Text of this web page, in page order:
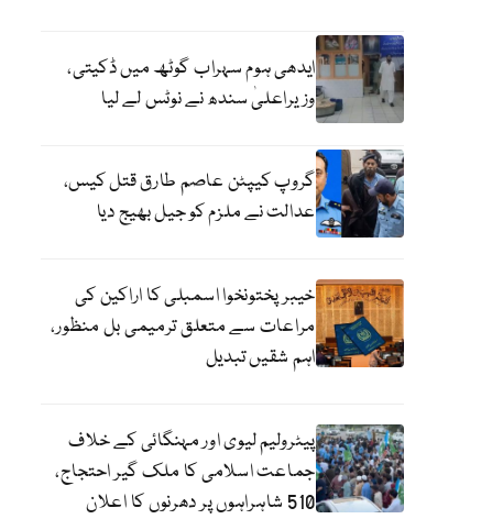
ایدھی ہوم سہراب گوٹھ میں ڈکیتی،
وزیراعلیٰ سندھ نے نوٹس لے لیا
گروپ کیپٹن عاصم طارق قتل کیس،
عدالت نے ملزم کو جیل بھیج دیا
خیبرپختونخوا اسمبلی کا اراکین کی
مراعات سے متعلق ترمیمی بل منظور،
اہم شقیں تبدیل
پیٹرولیم لیوی اور مہنگائی کے خلاف
جماعت اسلامی کا ملک گیر احتجاج،
510 شاہراہوں پر دھرنوں کا اعلان